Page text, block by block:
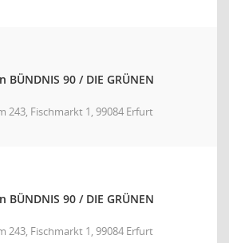
90 / DIE GRÜNEN
243, Fischmarkt 1, 99084 Erfurt
90 / DIE GRÜNEN
243, Fischmarkt 1, 99084 Erfurt